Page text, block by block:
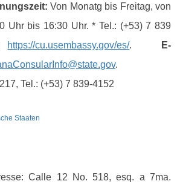
Von Monatg bis Freitag, von
Uhr bis 16:30 Uhr. * Tel.: (+53) 7 839
https://cu.usembassy.gov/es/.
E-
.
Tel.: (+53) 7 839-4152
Staaten
Calle 12 No. 518, esq. a 7ma.